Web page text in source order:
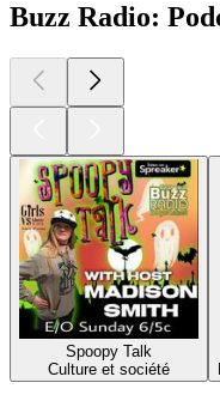
Buzz Radio:
Spoopy Talk
Culture et société